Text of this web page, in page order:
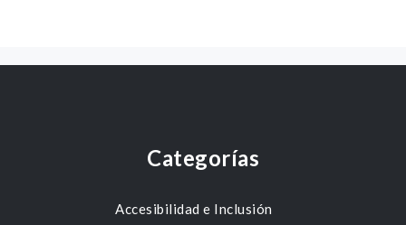
Categorías
Accesibilidad e Inclusión